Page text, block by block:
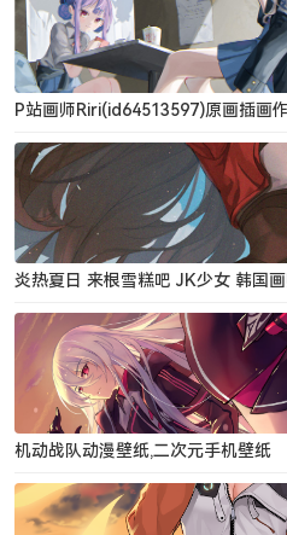
P站画师Riri(id64513597)原画插画
炎热夏日 来根雪糕吧 JK少女 韩国
机动战队动漫壁纸,二次元手机壁纸